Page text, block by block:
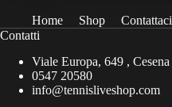
Home Shop Contattaci
Contatti
Viale Europa, 649 , Cesena
0547 20580
info@tennisliveshop.com